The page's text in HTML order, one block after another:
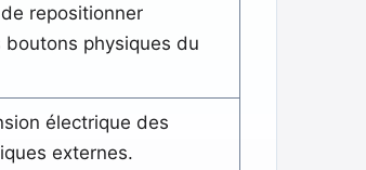
repositionner
boutons physiques du
électrique des
externes.